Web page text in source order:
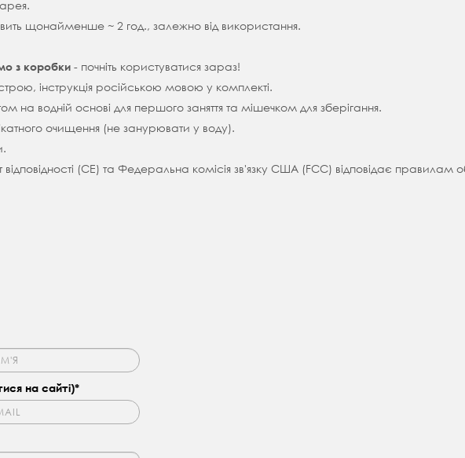
щонайменше ~ 2 год., залежно від використання.
з коробки - почніть користуватися зараз!
інструкція російською мовою у комплекті.
на водній основі для першого заняття та мішечком для зберігання.
очищення (не занурювати у воду).
(CE) та Федеральна комісія зв'язку США (FCC) відповідає правилам
на сайті)*